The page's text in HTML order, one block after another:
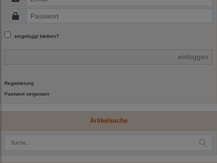
eingeloggt bleiben?
einloggen
Registrierung
Passwort vergessen
Artikelsuche